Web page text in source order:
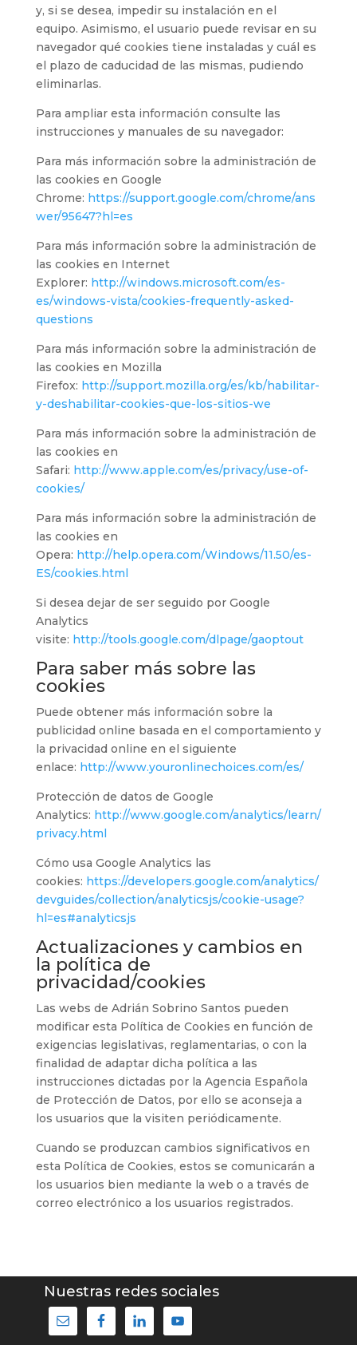
y, si se desea, impedir su instalación en el
equipo. Asimismo, el usuario puede revisar en su
navegador qué cookies tiene instaladas y cuál es
el plazo de caducidad de las mismas, pudiendo
eliminarlas.
Para ampliar esta información consulte las
instrucciones y manuales de su navegador:
Para más información sobre la administración de
las cookies en Google
Chrome: https://support.google.com/chrome/ans
wer/95647?hl=es
Para más información sobre la administración de
las cookies en Internet
Explorer: http://windows.microsoft.com/es-
es/windows-vista/cookies-frequently-asked-
questions
Para más información sobre la administración de
las cookies en Mozilla
Firefox: http://support.mozilla.org/es/kb/habilitar-
y-deshabilitar-cookies-que-los-sitios-we
Para más información sobre la administración de
las cookies en
Safari: http://www.apple.com/es/privacy/use-of-
cookies/
Para más información sobre la administración de
las cookies en
Opera: http://help.opera.com/Windows/11.50/es-
ES/cookies.html
Si desea dejar de ser seguido por Google
Analytics
visite: http://tools.google.com/dlpage/gaoptout
Para saber más sobre las
cookies
Puede obtener más información sobre la
publicidad online basada en el comportamiento y
la privacidad online en el siguiente
enlace: http://www.youronlinechoices.com/es/
Protección de datos de Google
Analytics: http://www.google.com/analytics/learn/
privacy.html
Cómo usa Google Analytics las
cookies: https://developers.google.com/analytics/
devguides/collection/analyticsjs/cookie-usage?
hl=es#analyticsjs
Actualizaciones y cambios en
la política de
privacidad/cookies
Las webs de Adrián Sobrino Santos pueden
modificar esta Política de Cookies en función de
exigencias legislativas, reglamentarias, o con la
finalidad de adaptar dicha política a las
instrucciones dictadas por la Agencia Española
de Protección de Datos, por ello se aconseja a
los usuarios que la visiten periódicamente.
Cuando se produzcan cambios significativos en
esta Política de Cookies, estos se comunicarán a
los usuarios bien mediante la web o a través de
correo electrónico a los usuarios registrados.
Nuestras redes sociales